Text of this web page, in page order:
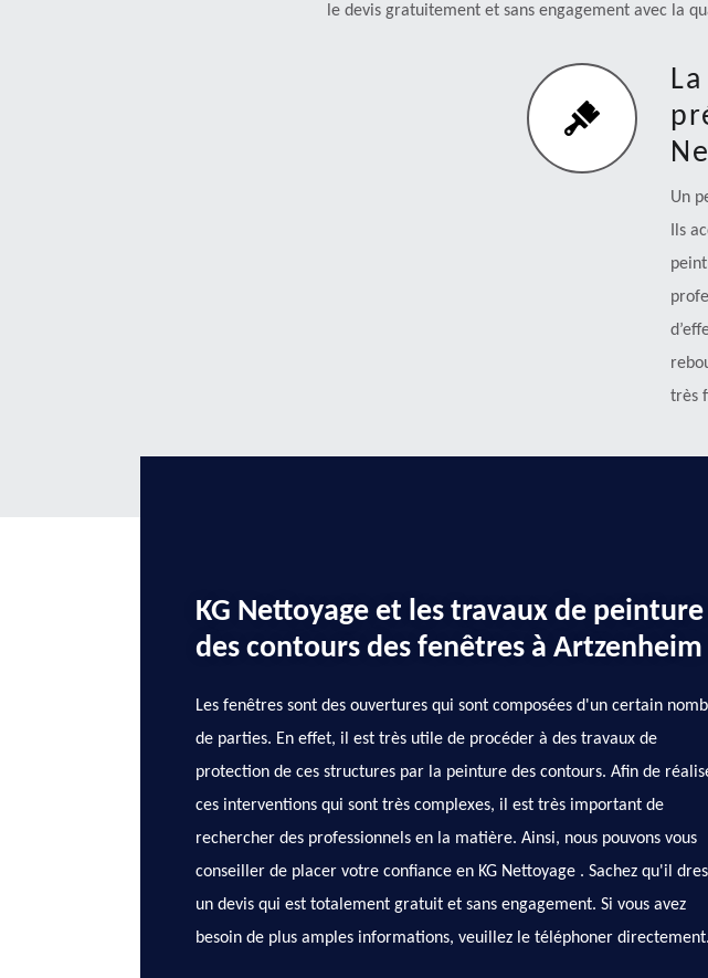
le devis gratuitement et sans engagement avec la
Un
Ils
très
KG Nettoyage et les travaux de peinture
des contours des fenêtres à Artzenheim
Les fenêtres sont des ouvertures qui sont composées d'un certain
de parties. En effet, il est très utile de procéder à des travaux de
protection de ces structures par la peinture des contours. Afin de
ces interventions qui sont très complexes, il est très important de
rechercher des professionnels en la matière. Ainsi, nous pouvons vous
conseiller de placer votre confiance en KG Nettoyage . Sachez qu'il
un devis qui est totalement gratuit et sans engagement. Si vous avez
besoin de plus amples informations, veuillez le téléphoner directement.